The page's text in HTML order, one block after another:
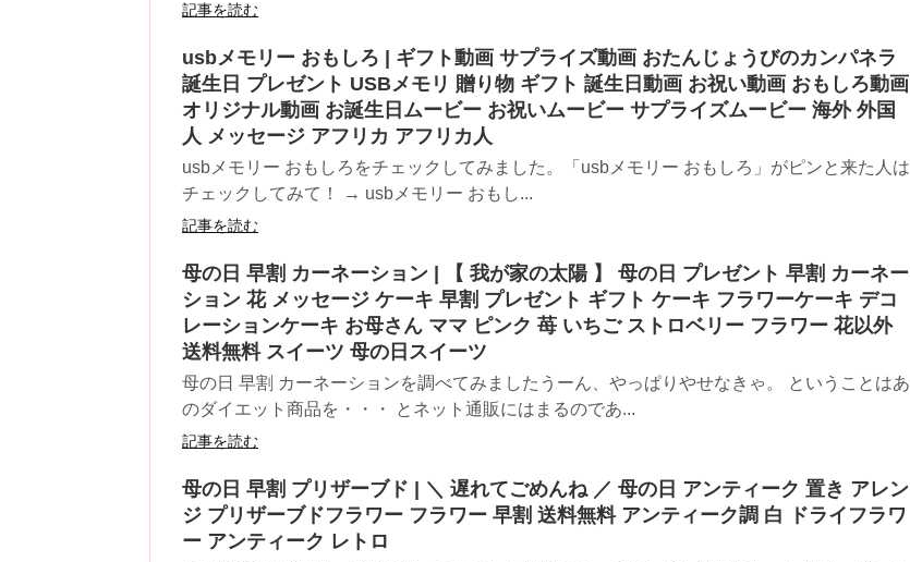
記事を読む
usbメモリー おもしろ | ギフト動画 サプライズ動画 おたんじょうびのカンパネラ
誕生日 プレゼント USBメモリ 贈り物 ギフト 誕生日動画 お祝い動画 おもしろ動画
オリジナル動画 お誕生日ムービー お祝いムービー サプライズムービー 海外 外国
人 メッセージ アフリカ アフリカ人
usbメモリー おもしろをチェックしてみました。「usbメモリー おもしろ」がピンと来た人は
チェックしてみて！ → usbメモリー おもし...
記事を読む
母の日 早割 カーネーション | 【 我が家の太陽 】 母の日 プレゼント 早割 カーネー
ション 花 メッセージ ケーキ 早割 プレゼント ギフト ケーキ フラワーケーキ デコ
レーションケーキ お母さん ママ ピンク 苺 いちご ストロベリー フラワー 花以外
送料無料 スイーツ 母の日スイーツ
母の日 早割 カーネーションを調べてみましたうーん、やっぱりやせなきゃ。 ということはあ
のダイエット商品を・・・ とネット通販にはまるのであ...
記事を読む
母の日 早割 プリザーブド | ＼ 遅れてごめんね ／ 母の日 アンティーク 置き アレン
ジ プリザーブドフラワー フラワー 早割 送料無料 アンティーク調 白 ドライフラワ
ー アンティーク レトロ